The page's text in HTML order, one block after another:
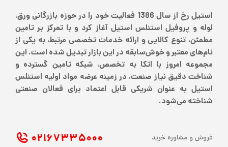
استیل رخ از سال 1386 فعالیت خود را در حوزه بازرگانی ورق،
لوله و پروفیل استنلس استیل آغاز کرد و با تمرکز بر تامین
مطمئن، تنوع کالایی و ارائه خدمات تخصصی مرتبط، به یکی از
نام‌های معتبر و خوش‌سابقه در این بازار تبدیل شده است. این
مجموعه امروز با اتکا به تخصص، شبکه تامین گسترده و
شناخت دقیق نیاز صنعت، در زمینه عرضه مواد اولیه استنلس
استیل به عنوان شریکی قابل اعتماد برای فعالان صنعتی
شناخته می‌شود.
فروش و مشاوره خرید ۰۲۱ ۶۷۳۳۵۰۰۰